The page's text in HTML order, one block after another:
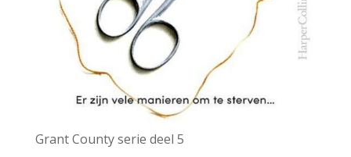
Grant County serie deel 5